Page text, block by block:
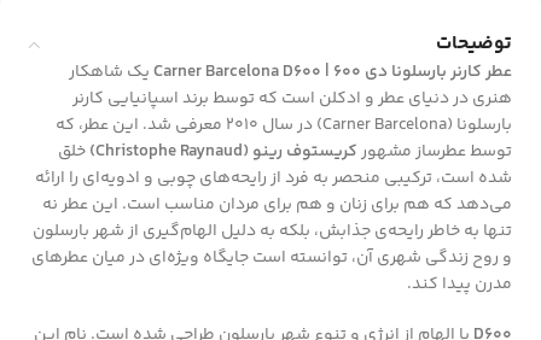
توضیحات
عطر کارنر بارسلونا دی ۶۰۰ | Carner Barcelona D600
یک شاهکار
هنری در دنیای عطر و ادکلن است که توسط برند اسپانیایی کارنر
بارسلونا (Carner Barcelona) در سال ۲۰۱۰ معرفی شد. این عطر، که
توسط عطرساز مشهورکریستوف رینو (Christophe Raynaud)
خلق
شده است، ترکیبی منحصر به فرد از رایحه‌های چوبی و ادویه‌ای را ارائه
می‌دهد که هم برای زنان و هم برای مردان مناسب است. این عطر نه
تنها به خاطر رایحه‌ی جذابش، بلکه به دلیل الهام‌گیری از شهر بارسلون
و روح زندگی شهری آن، توانسته است جایگاه ویژه‌ای در میان عطرهای
مدرن پیدا کند.